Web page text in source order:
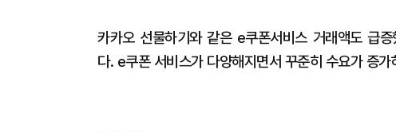
카카오 선물하기와 같은 e쿠폰서비스 거래액도 급
다. e쿠폰 서비스가 다양해지면서 꾸준히 수요가 증